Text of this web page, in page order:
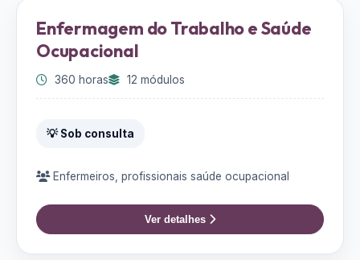
Enfermagem do Trabalho e Saúde
Ocupacional
360 horas 12 módulos
💡 Sob consulta
Enfermeiros, profissionais saúde ocupacional
Ver detalhes